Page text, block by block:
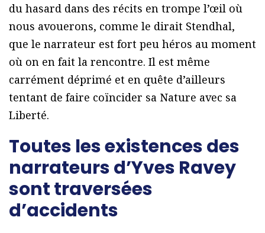
du hasard dans des récits en trompe l’œil où
nous avouerons, comme le dirait Stendhal,
que le narrateur est fort peu héros au moment
où on en fait la rencontre. Il est même
carrément déprimé et en quête d’ailleurs
tentant de faire coïncider sa Nature avec sa
Liberté.
Toutes les existences des
narrateurs d’Yves Ravey
sont traversées
d’accidents